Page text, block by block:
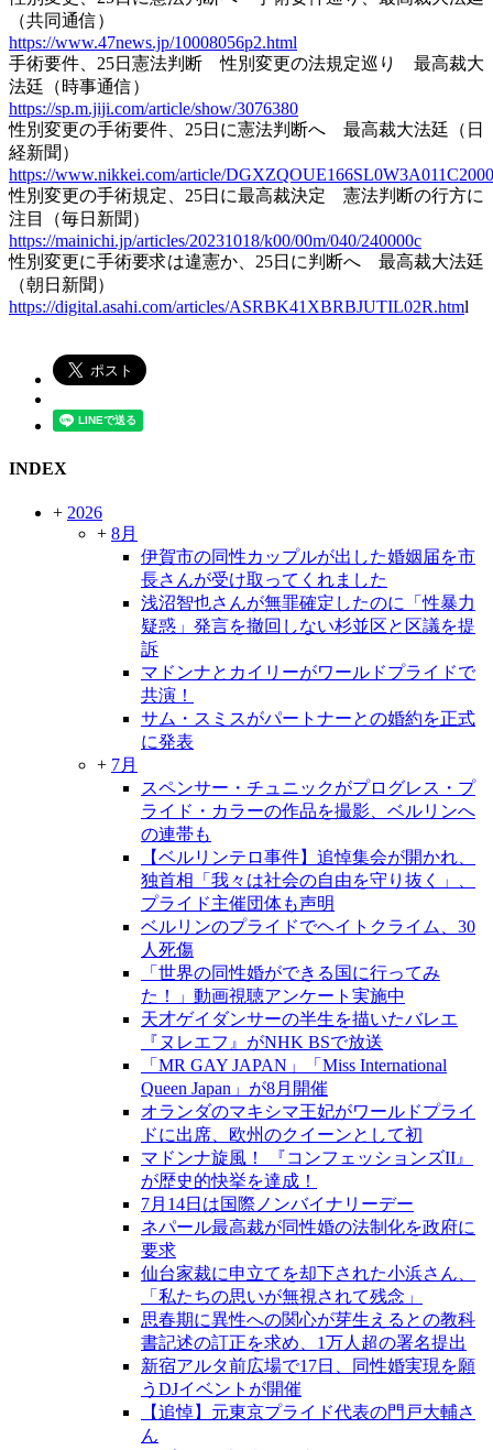
（共同通信）
https://www.47news.jp/10008056p2.html
手術要件、25日憲法判断 性別変更の法規定巡り 最高裁大
法廷（時事通信）
https://sp.m.jiji.com/article/show/3076380
性別変更の手術要件、25日に憲法判断へ 最高裁大法廷（日
経新聞）
https://www.nikkei.com/article/
性別変更の手術規定、25日に最高裁決定 憲法判断の行方に
注目（毎日新聞）
https://mainichi.jp/articles/20231018/k00/00m/040/240000c
性別変更に手術要求は違憲か、25日に判断へ 最高裁大法廷
（朝日新聞）
https://digital.asahi.com/articles/ASRBK41XBRBJUTIL02R.html
INDEX
+ 2026
+ 8月
伊賀市の同性カップルが出した婚姻届を市
長さんが受け取ってくれました
浅沼智也さんが無罪確定したのに「性暴力
疑惑」発言を撤回しない杉並区と区議を提
訴
マドンナとカイリーがワールドプライドで
共演！
サム・スミスがパートナーとの婚約を正式
に発表
+ 7月
スペンサー・チュニックがプログレス・プ
ライド・カラーの作品を撮影、ベルリンへ
の連帯も
【ベルリンテロ事件】追悼集会が開かれ、
独首相「我々は社会の自由を守り抜く」、
プライド主催団体も声明
ベルリンのプライドでヘイトクライム、30
人死傷
「世界の同性婚ができる国に行ってみ
た！」動画視聴アンケート実施中
天才ゲイダンサーの半生を描いたバレエ
『ヌレエフ』がNHK BSで放送
「MR GAY JAPAN」「Miss International
Queen Japan」が8月開催
オランダのマキシマ王妃がワールドプライ
ドに出席、欧州のクイーンとして初
マドンナ旋風！ 『コンフェッションズII』
が歴史的快挙を達成！
7月14日は国際ノンバイナリーデー
ネパール最高裁が同性婚の法制化を政府に
要求
仙台家裁に申立てを却下された小浜さん、
「私たちの思いが無視されて残念」
思春期に異性への関心が芽生えるとの教科
書記述の訂正を求め、1万人超の署名提出
新宿アルタ前広場で17日、同性婚実現を願
うDJイベントが開催
【追悼】元東京プライド代表の門戸大輔さ
ん